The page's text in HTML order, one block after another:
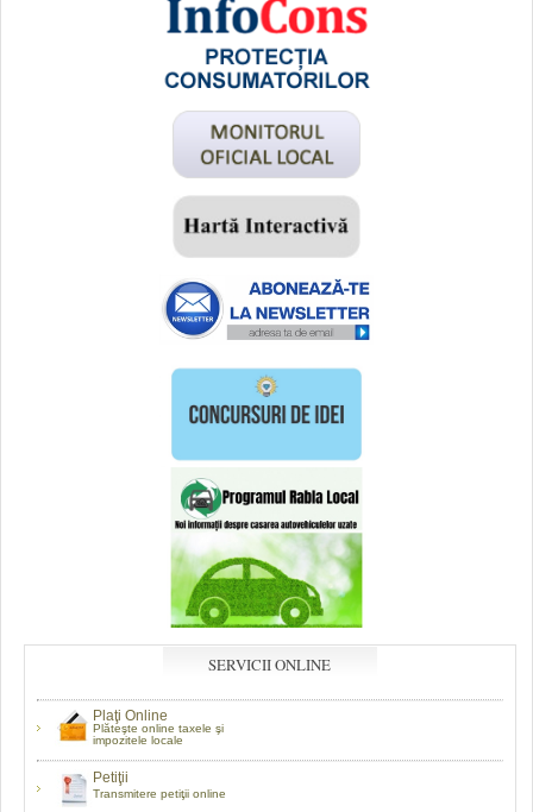
SERVICII ONLINE
Plaţi Online
Plăteşte online taxele şi
impozitele locale
Petiţii
Transmitere petiţii online